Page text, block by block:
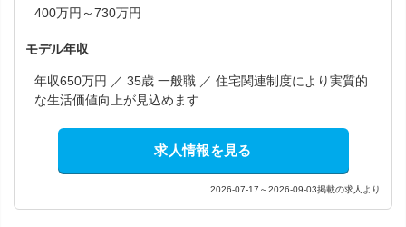
400万円～730万円
モデル年収
年収650万円 ／ 35歳 一般職 ／ 住宅関連制度により実質的
な生活価値向上が見込めます
求人情報を見る
2026-07-17～2026-09-03掲載の求人より